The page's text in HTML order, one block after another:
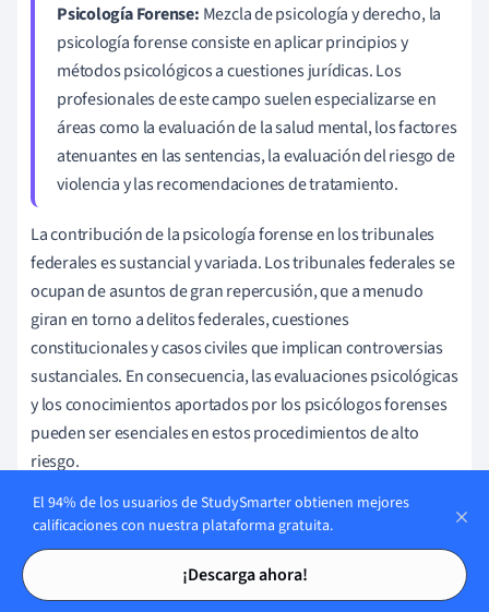
Tarjetas de estudio
Tarjetas de estudio
Psicología Forense: Mezcla de psicología y derecho, la
psicología forense consiste en aplicar principios y
métodos psicológicos a cuestiones jurídicas. Los
profesionales de este campo suelen especializarse en
áreas como la evaluación de la salud mental, los factores
atenuantes en las sentencias, la evaluación del riesgo de
violencia y las recomendaciones de tratamiento.
La contribución de la psicología forense en los tribunales
federales es sustancial y variada. Los tribunales federales se
ocupan de asuntos de gran repercusión, que a menudo
giran en torno a delitos federales, cuestiones
constitucionales y casos civiles que implican controversias
sustanciales. En consecuencia, las evaluaciones psicológicas
y los conocimientos aportados por los psicólogos forenses
pueden ser esenciales en estos procedimientos de alto
riesgo.
En los casos penales federales, se puede recurrir a los
psicólogos forenses para que lleven a cabo multitud de
tareas. Pueden evaluar la competencia de un acusado para
comparecer en juicio, lo que implica evaluar la comprensión
El 94% de los usuarios de StudySmarter obtienen mejores
calificaciones con nuestra plataforma gratuita.
¡Descarga ahora!